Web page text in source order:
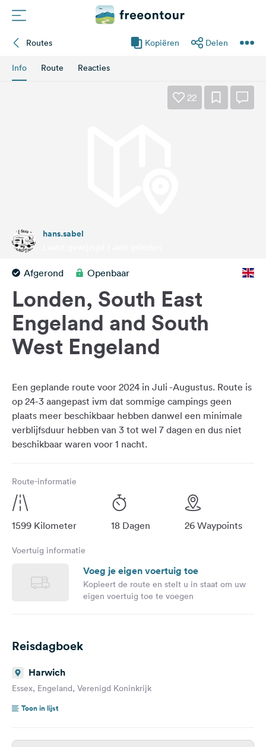
Feedback
Taal:
Nederlands
Volg
social
media
Facebook
Instagram
Routes Kopiëren Delen
Info Route Reacties
22
hans.sabel
Afgerond Openbaar
Londen, South East
Engeland and South
West Engeland
Een geplande route voor 2024 in Juli -Augustus. Route is
op 24-3 aangepast ivm dat sommige campings geen
plaats meer beschikbaar hebben danwel een minimale
verblijfsduur hebben van 3 tot wel 7 dagen en dus niet
Route-informatie
1599 Kilometer 18 Dagen 26 Waypoints
Voertuig informatie
Voeg je eigen voertuig toe
Kopieert de route en stelt u in staat om uw
eigen voertuig toe te voegen
Reisdagboek
Harwich
Essex, Engeland, Verenigd Koninkrijk
Toon in lijst